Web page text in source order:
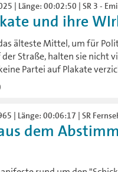
| Länge: 00:02:50 | SR 3 -
und ihre
älteste Mittel, um für
Straße, halten sie nicht
Partei auf Plakate
| Länge: 00:06:17 | SR
dem